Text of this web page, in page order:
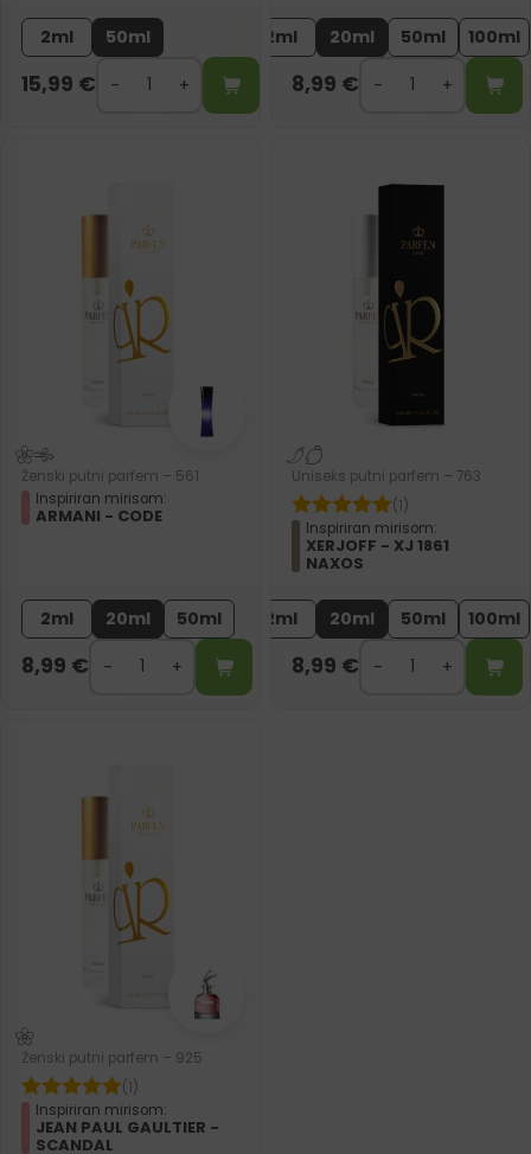
2ml 50ml
15,99 €
2ml 20ml 50ml 100ml
8,99 €
Ženski putni parfem – 561
Inspiriran mirisom:
ARMANI - CODE
2ml 20ml 50ml
8,99 €
Uniseks putni parfem – 763
(1)
Inspiriran mirisom:
XERJOFF - XJ 1861
NAXOS
2ml 20ml 50ml 100ml
8,99 €
Ženski putni parfem – 925
(1)
Inspiriran mirisom:
JEAN PAUL GAULTIER -
SCANDAL